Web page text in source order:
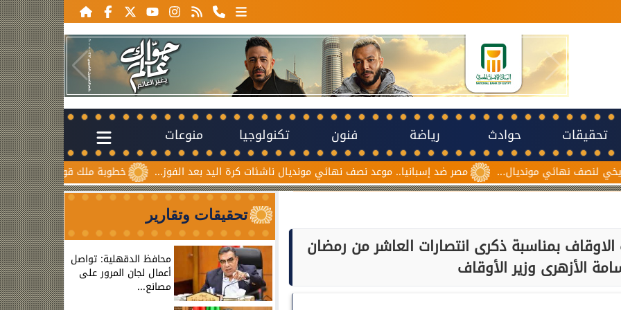
تحقيقات حوادث رياضة فنون تكنولوجيا منوعات
خطوبة ملك قورة ويوسف عثمان.. احتفال مصر ضد إسبانيا.. موعد نصف نهائي مونديال ناشئات كرة اليد بعد الفوز... مونديال...
بمناسبة ذكرى انتصارات العاشر من رمضان
الأزهرى وزير الأوقاف
تحقيقات وتقارير
محافظ الدقهلية: تواصل
أعمال لجان المرور على
مصانع...